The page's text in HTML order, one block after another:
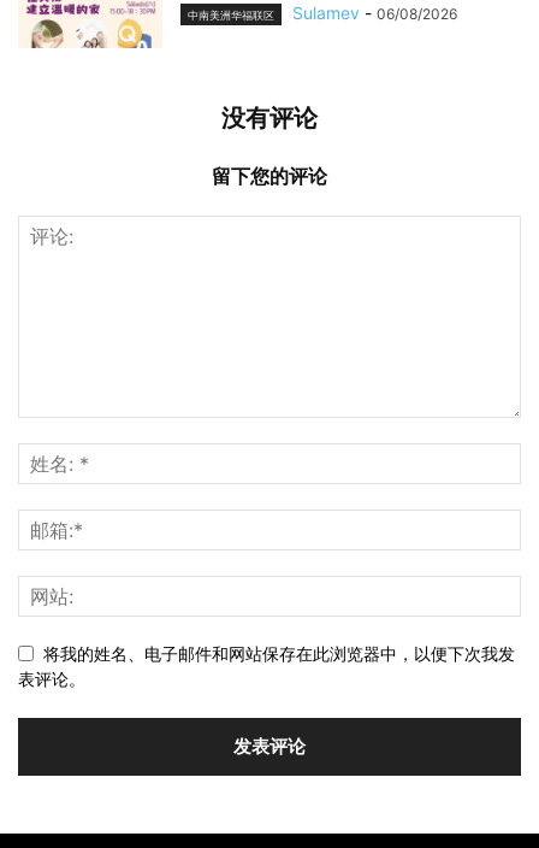
中南美洲华福联区 Sulamev - 06/08/2026
没有评论
留下您的评论
将我的姓名、电子邮件和网站保存在此浏览器中，以便下次我发
表评论。